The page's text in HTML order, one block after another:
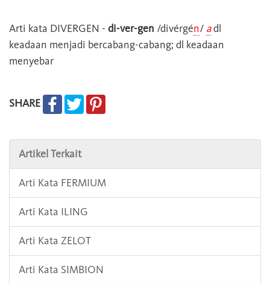
Arti kata DIVERGEN - di-ver-gen /divérgén/ adl
keadaan menjadi bercabang-cabang; dl keadaan
menyebar
SHARE
Artikel Terkait
Arti Kata FERMIUM
Arti Kata ILING
Arti Kata ZELOT
Arti Kata SIMBION